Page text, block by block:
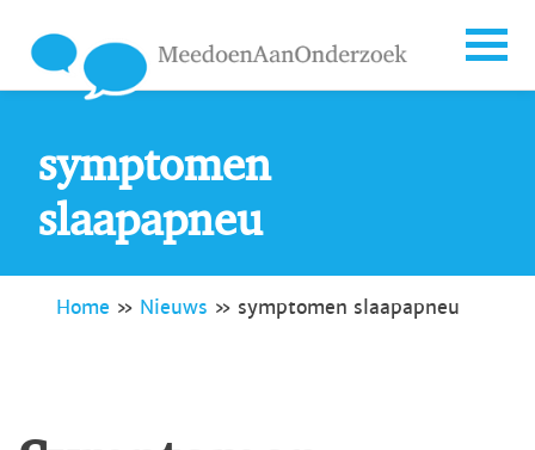
symptomen
slaapapneu
Home » Nieuws » symptomen slaapapneu